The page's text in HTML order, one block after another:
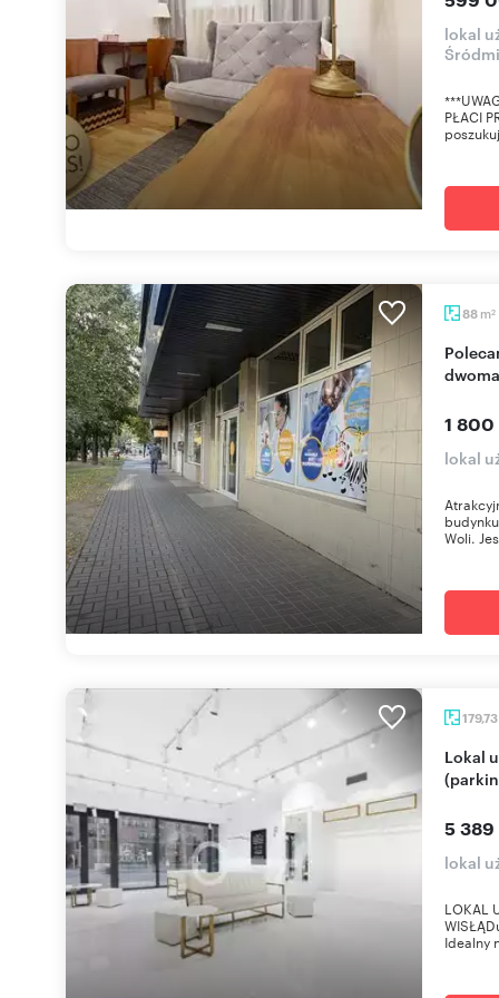
lokal
PŁACI
88 m2
Polecam atrakcyjny lokal 88 m2 z witrynami i
1 800
lokal
Woli.
179,73
Lokal użytkowy nad Wisłą w Śródmieściu
5 389
lokal
LOKAL
Idealny